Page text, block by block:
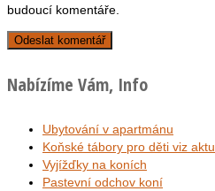
budoucí komentáře.
Nabízíme Vám, Info
Ubytování v apartmánu
Koňské tábory pro děti viz
Vyjížďky na koních
Pastevní odchov koní